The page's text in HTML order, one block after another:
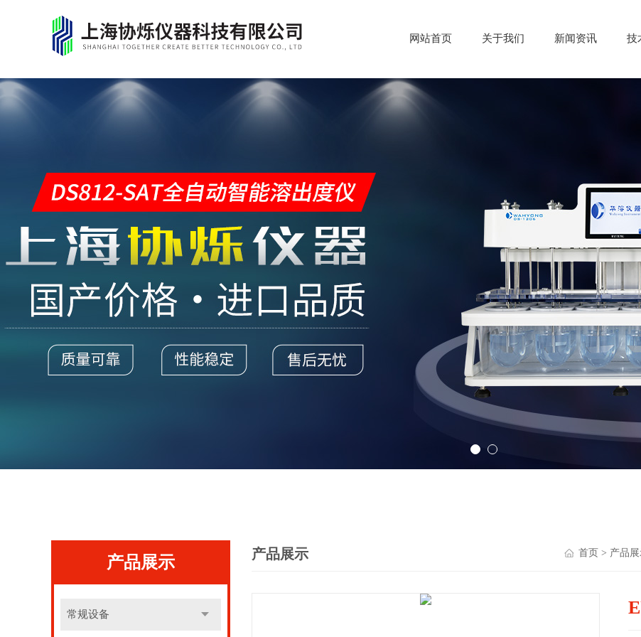
网站首页 关于我们 新闻资讯 技
产品展示
常规设备
产品展示 首页 > 产品